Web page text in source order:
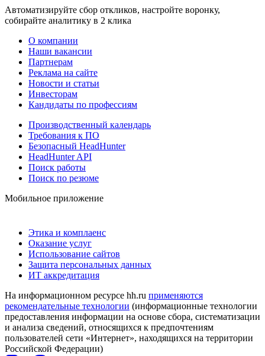
Автоматизируйте сбор откликов, настройте воронку,
собирайте аналитику в 2 клика
О компании
Наши вакансии
Партнерам
Реклама на сайте
Новости и статьи
Инвесторам
Кандидаты по профессиям
Производственный календарь
Требования к ПО
Безопасный HeadHunter
HeadHunter API
Поиск работы
Поиск по резюме
Мобильное приложение
Этика и комплаенс
Оказание услуг
Использование сайтов
Защита персональных данных
ИТ аккредитация
На информационном ресурсе hh.ru применяются
рекомендательные технологии (информационные технологии
предоставления информации на основе сбора, систематизации
и анализа сведений, относящихся к предпочтениям
пользователей сети «Интернет», находящихся на территории
Российской Федерации)